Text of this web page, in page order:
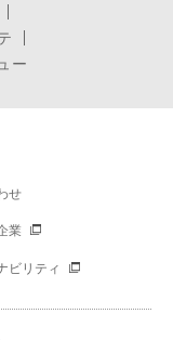
ー
せ
業
ビリティ